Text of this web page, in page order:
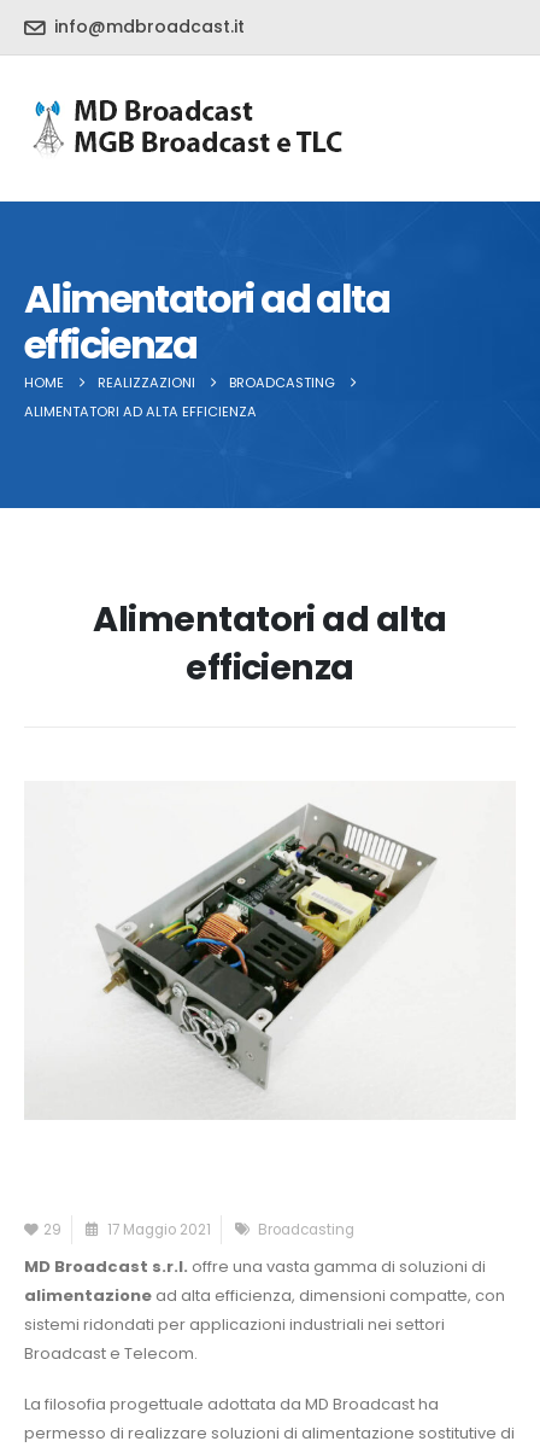
info@mdbroadcast.it
Alimentatori ad alta
efficienza
HOME REALIZZAZIONI
BROADCASTING
ALIMENTATORI AD ALTA EFFICIENZA
Alimentatori ad alta
efficienza
29 17 Maggio 2021 Broadcasting
MD Broadcast s.r.l. offre una vasta gamma di soluzioni di
alimentazione ad alta efficienza, dimensioni compatte, con
sistemi ridondati per applicazioni industriali nei settori
Broadcast e Telecom.
La filosofia progettuale adottata da MD Broadcast ha
permesso di realizzare soluzioni di alimentazione sostitutive di